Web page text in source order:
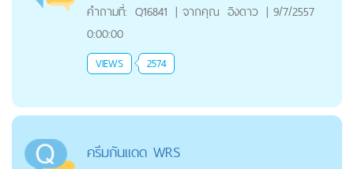
คำถามที่: Q16841 | จากคุณ อิงดาว | 9/7/2557
0:00:00
VIEWS 2574
ครีมกันแดด WRS